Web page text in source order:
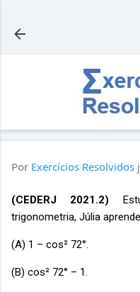
Por Exercícios Resolvidos
(CEDERJ 2021.2)
trigonometria, Júlia
(A) 1 – cos² 72°.
(B) cos² 72° – 1.